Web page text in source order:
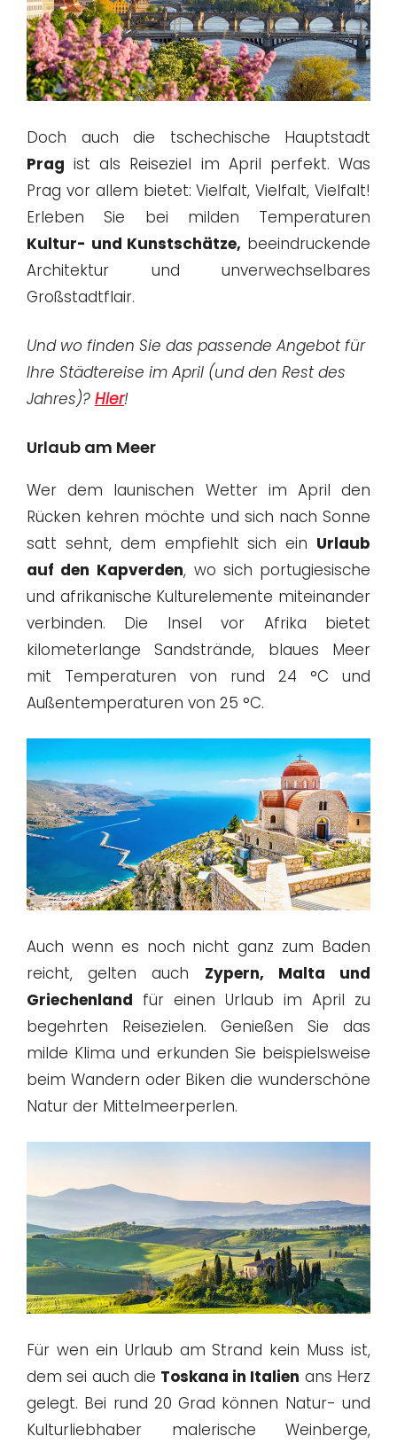
Doch auch die tschechische Hauptstadt
Prag ist als Reiseziel im April perfekt. Was
Prag vor allem bietet: Vielfalt, Vielfalt, Vielfalt!
Erleben Sie bei milden Temperaturen
Kultur- und Kunstschätze, beeindruckende
Architektur und unverwechselbares
Großstadtflair.
Und wo finden Sie das passende Angebot für
Ihre Städtereise im April (und den Rest des
Jahres)? Hier!
Urlaub am Meer
Wer dem launischen Wetter im April den
Rücken kehren möchte und sich nach Sonne
satt sehnt, dem empfiehlt sich ein Urlaub
auf den Kapverden, wo sich portugiesische
und afrikanische Kulturelemente miteinander
verbinden. Die Insel vor Afrika bietet
kilometerlange Sandstrände, blaues Meer
mit Temperaturen von rund 24 °C und
Außentemperaturen von 25 °C.
Auch wenn es noch nicht ganz zum Baden
reicht, gelten auch Zypern, Malta und
Griechenland für einen Urlaub im April zu
begehrten Reisezielen. Genießen Sie das
milde Klima und erkunden Sie beispielsweise
beim Wandern oder Biken die wunderschöne
Natur der Mittelmeerperlen.
Für wen ein Urlaub am Strand kein Muss ist,
dem sei auch die Toskana in Italien ans Herz
gelegt. Bei rund 20 Grad können Natur- und
Kulturliebhaber malerische Weinberge,